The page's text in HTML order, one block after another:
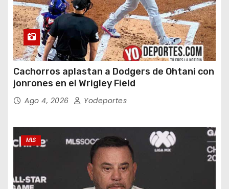
Cachorros aplastan a Dodgers de Ohtani con
jonrones en el Wrigley Field
Ago 4, 2026 Yodeportes
MLS